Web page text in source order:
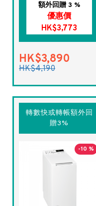
額外回贈 3 %
優惠價
HK$3,773
HK$3,890
HK$4,190
轉數快或轉帳額外回
贈3%
-10 %